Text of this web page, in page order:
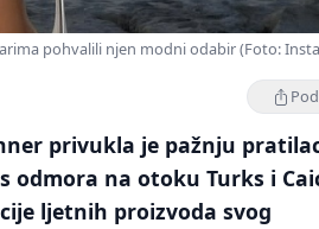
pohvalili njen modni odabir (Foto:
privukla je pažnju
na otoku Turks i
ljetnih proizvoda svog